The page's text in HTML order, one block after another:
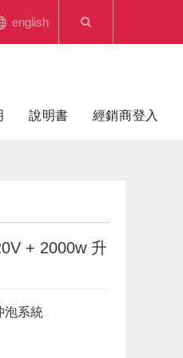
english
說明書 經銷商登入
+ 2000w 升
泡系統